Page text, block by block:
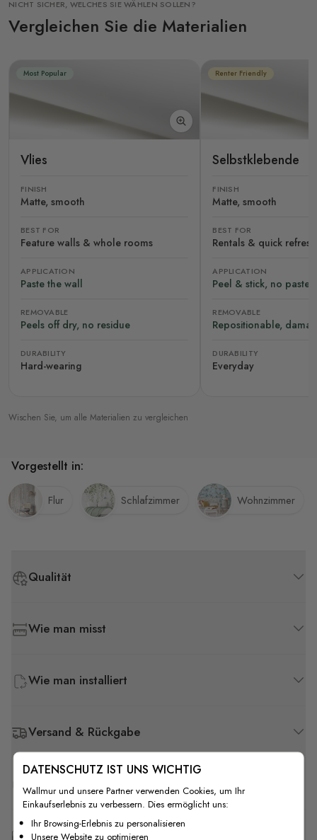
NICHT SICHER, WELCHES SIE WÄHLEN SOLLEN?
Vergleichen Sie die Materialien
Most Popular
Vlies
FINISH
Matte, smooth
BEST FOR
Feature walls & whole rooms
APPLICATION
Paste the wall
REMOVABLE
Peels off dry, no residue
DURABILITY
Hard-wearing
Renter Friendly
Selbstklebende
FINISH
Matte, smooth
BEST FOR
Rentals & quick
APPLICATION
Peel & stick, no paste
REMOVABLE
Repositionable,
DURABILITY
Everyday
Wischen Sie, um alle Materialien zu vergleichen
Qualität
Wie man misst
Wie man installiert
Versand & Rückgabe
F.A.Q
Kostenlose Anpassung
Vorgestellt in:
Flur Schlafzimmer Wohnzimmer
DATENSCHUTZ IST UNS WICHTIG
Wallmur und unsere Partner verwenden Cookies, um Ihr
Einkaufserlebnis zu verbessern. Dies ermöglicht uns:
Ihr Browsing-Erlebnis zu personalisieren
Unsere Website zu optimieren